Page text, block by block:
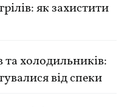
як захистити
та холодильників:
від спеки